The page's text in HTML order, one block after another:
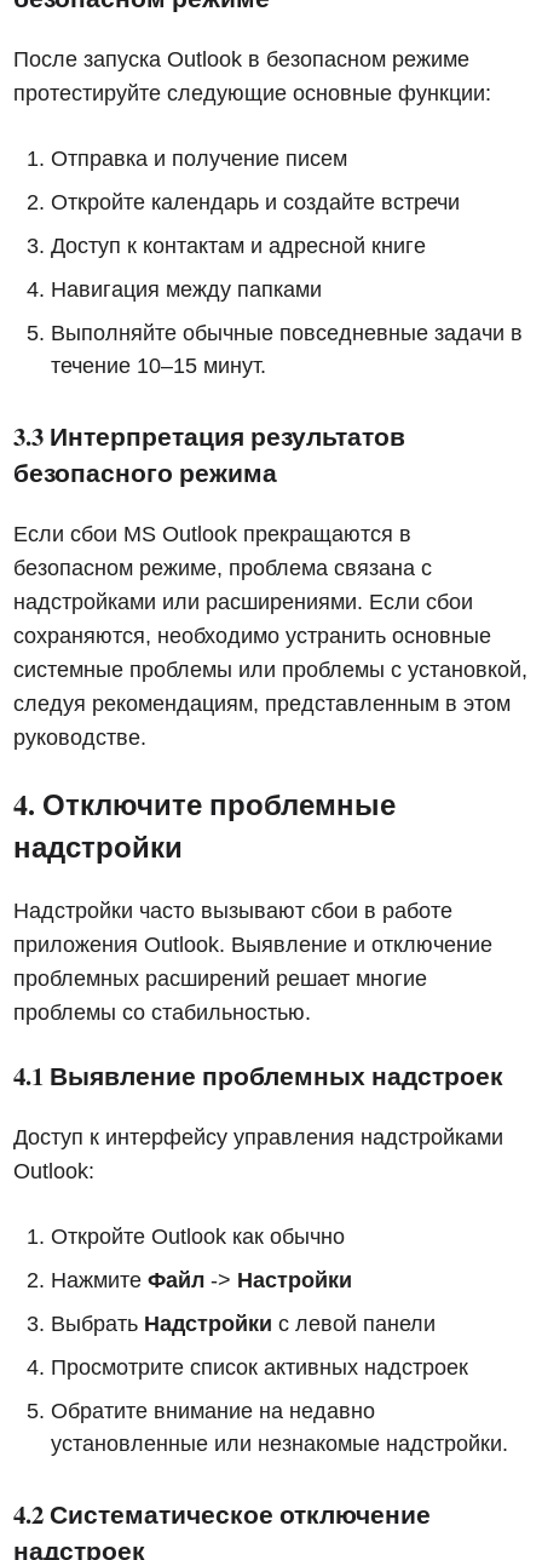
После запуска Outlook в безопасном режиме
протестируйте следующие основные функции:
Отправка и получение писем
Откройте календарь и создайте встречи
Доступ к контактам и адресной книге
Навигация между папками
Выполняйте обычные повседневные задачи в
течение 10–15 минут.
3.3 Интерпретация результатов
безопасного режима
Если сбои MS Outlook прекращаются в
безопасном режиме, проблема связана с
надстройками или расширениями. Если сбои
сохраняются, необходимо устранить основные
системные проблемы или проблемы с установкой,
следуя рекомендациям, представленным в этом
руководстве.
4. Отключите проблемные
надстройки
Надстройки часто вызывают сбои в работе
приложения Outlook. Выявление и отключение
проблемных расширений решает многие
проблемы со стабильностью.
4.1 Выявление проблемных надстроек
Доступ к интерфейсу управления надстройками
Outlook:
Откройте Outlook как обычно
НажмитеФайл -> Настройки
Выбрать Надстройки с левой панели
Просмотрите список активных надстроек
Обратите внимание на недавно
установленные или незнакомые надстройки.
4.2 Систематическое отключение
надстроек